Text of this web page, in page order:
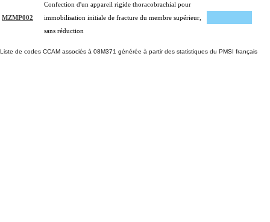
MZMP002
Confection d'un appareil rigide thoracobrachial pour
immobilisation initiale de fracture du membre supérieur,
sans réduction
Liste de codes CCAM associés à 08M371 générée à partir des statistiques du PMSI français